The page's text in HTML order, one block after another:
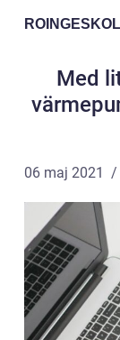
Med
06 maj 2021